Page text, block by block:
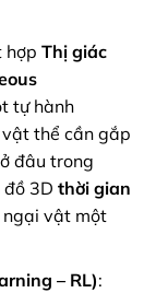
hợp Thị giác
tự hành
thể cần gắp
đâu trong
3D thời gian
vật một
– RL):